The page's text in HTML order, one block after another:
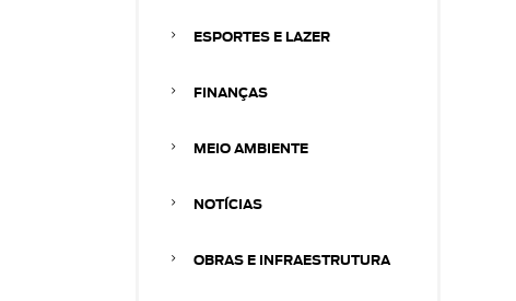
ESPORTES E LAZER
FINANÇAS
MEIO AMBIENTE
NOTÍCIAS
OBRAS E INFRAESTRUTURA